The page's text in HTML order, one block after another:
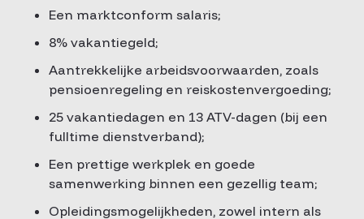
Een marktconform salaris;
8% vakantiegeld;
Aantrekkelijke arbeidsvoorwaarden, zoals
pensioenregeling en reiskostenvergoeding;
25 vakantiedagen en 13 ATV-dagen (bij een
fulltime dienstverband);
Een prettige werkplek en goede
samenwerking binnen een gezellig team;
Opleidingsmogelijkheden, zowel intern als